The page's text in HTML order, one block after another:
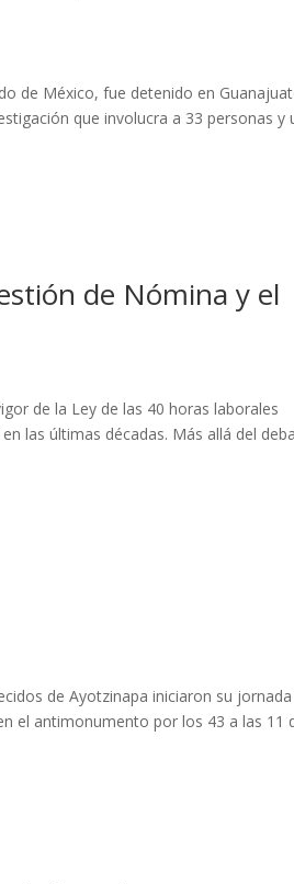
de México, fue detenido en
que involucra a 33 personas y
de Nómina y el
de la Ley de las 40 horas laborales
las últimas décadas. Más allá del
de Ayotzinapa iniciaron su
el antimonumento por los 43 a las 11